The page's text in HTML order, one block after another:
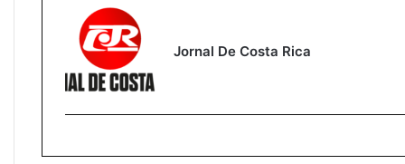
Jornal De Costa Rica